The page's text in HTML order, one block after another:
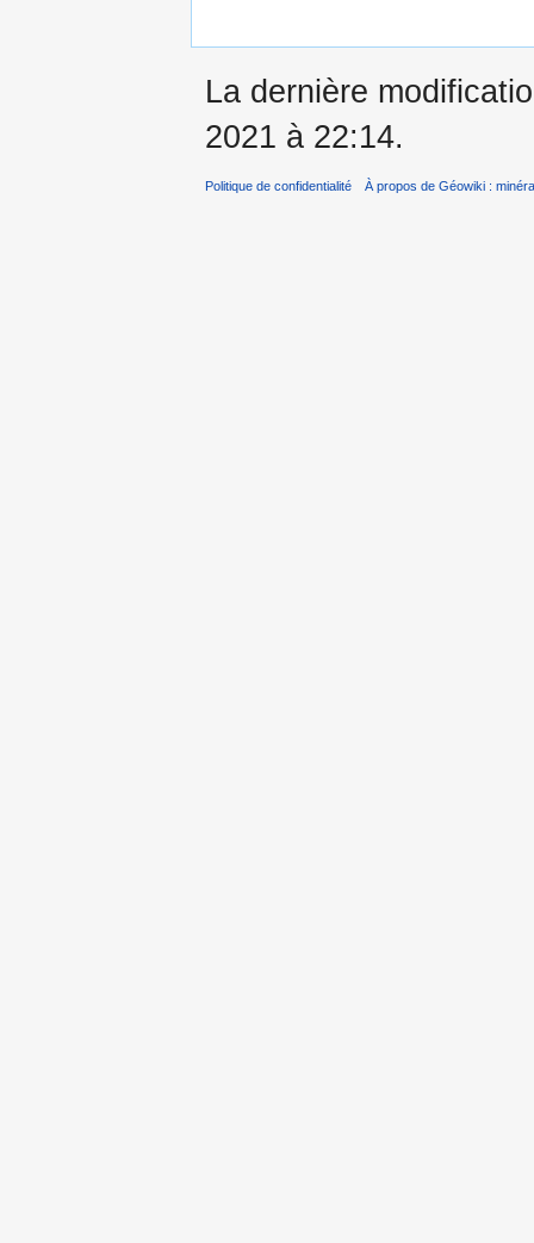
La dernière
2021 à 22:14.
Politique de confidentialité À propos de Géowiki :